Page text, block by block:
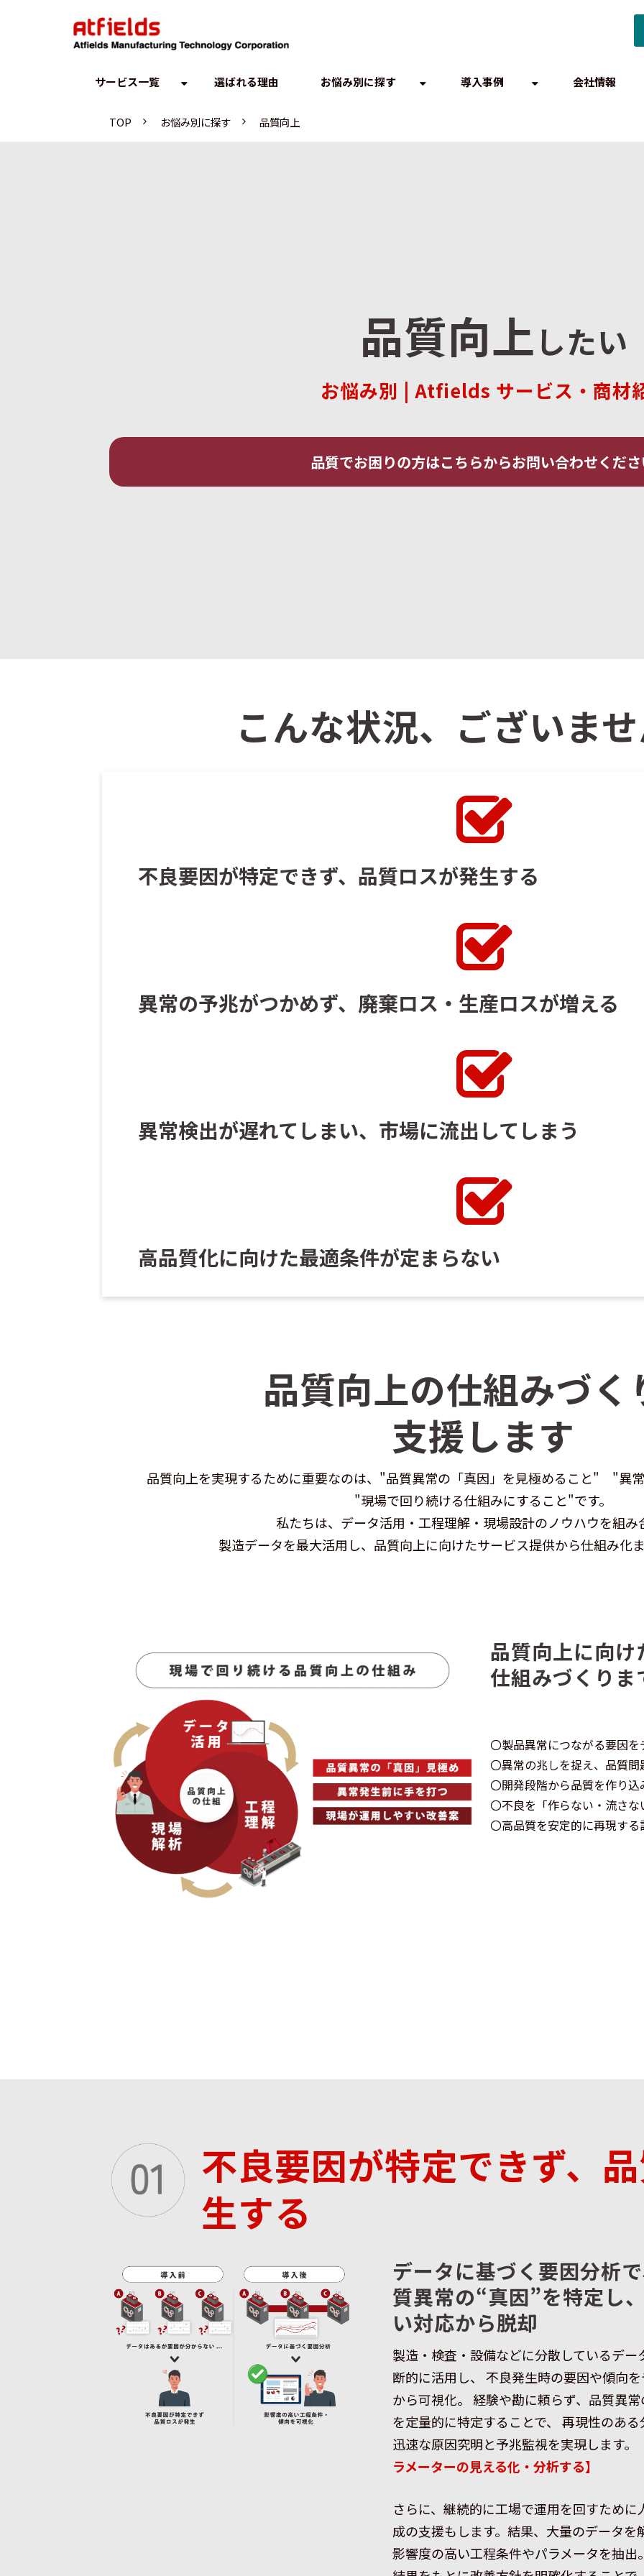
サービス一覧 選ばれる理由 お悩み別に探す 導入事例 会社情報
TOP お悩み別に探す 品質向上
  品質向上
したい
お悩み別 | Atfields サービス・商材
品質でお困りの方はこちらからお問い合わせくだ
こんな状況、ございま
不良要因が特定できず、品質ロスが発生する
異常の予兆がつかめず、廃棄ロス・生産ロスが増える
異常検出が遅れてしまい、市場に流出してしまう
高品質化に向けた最適条件が定まらない
品質向上の仕組みづく
支援します
品質向上を実現するために重要なのは、"品質異常の「真因」を見極めること" "異
"現場で回り続ける仕組みにすること"です。
私たちは、データ活用・工程理解・現場設計のノウハウを組み
製造データを最大活用し、品質向上に向けたサービス提供から仕組み化
品質向上に向
仕組みづくり
〇製品異常につながる要因
〇異常の兆しを捉え、品質
〇開発段階から品質を作り
〇不良を「作らない・流さ
〇高品質を安定的に再現す
不良要因が特定できず、
生する
データに基づく要因分析
質異常の“真因”を特定し
い対応から脱却
製造・検査・設備などに分散しているデー
断的に活用し、 不良発生時の要因や傾向
から可視化。 経験や勘に頼らず、品質異
を定量的に特定することで、 再現性のあ
迅速な原因究明と予兆監視を実現します。
ラメーターの見える化・分析する】
さらに、継続的に工場で運用を回すために
成の支援もします。結果、大量のデータを
影響度の高い工程条件やパラメータを抽出